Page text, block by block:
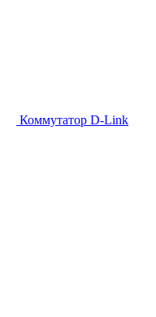
Коммутатор D-Link